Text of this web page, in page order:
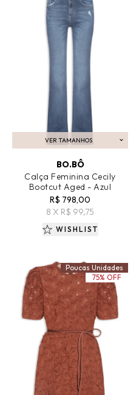
VER TAMANHOS
ADICIONAR AO CARRINHO
BO.BÔ
Calça Feminina Cecily
Bootcut Aged - Azul
R$ 798,00
8 X R$ 99,75
WISHLIST
Poucas Unidades
75% OFF